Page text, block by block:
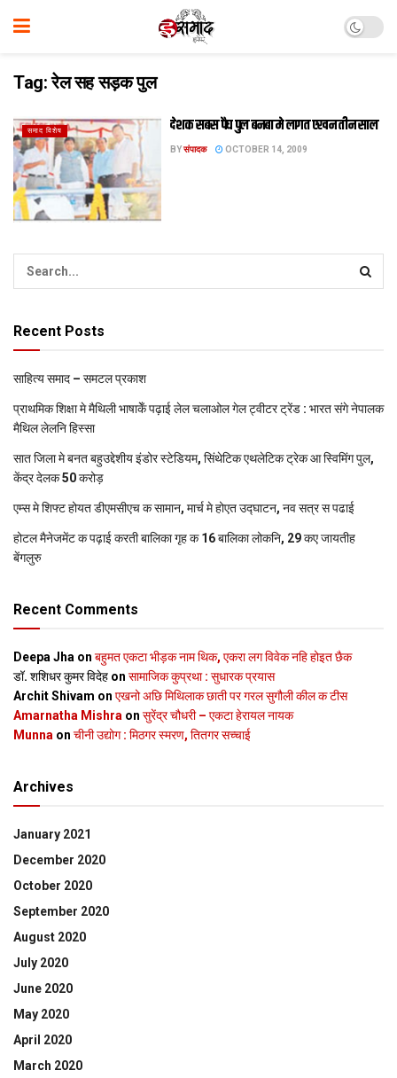
Tag:रेल सह सड़क पुल
समाद विशेष देशक सबस पैघ पुल बनबा मे लागत एखन तीन साल
BYसंपादक OCTOBER 14, 2009
Recent Posts
साहित्य समाद – समटल प्रकाश
प्राथमिक शि‍क्षा मे मैथि‍ली भाषाकेँ पढ़ाई लेल चलाओल गेल ट्वीटर ट्रेंड : भारत संगे नेपालक
मैथिल लेलनि हिस्सा
सात जिला मे बनत बहुउद्देशीय इंडोर स्‍टेडि‍यम, सिंथेटिक एथलेटिक ट्रेक आ स्विमिंग पुल,
केंद्र देलक 50 करोड़
एम्स मे शिफ्ट होयत डीएमसीएच क सामान, मार्च मे होएत उद्घाटन, नव सत्र स पढाई
होटल मैनेजमेंट क पढ़ाई करती बालिका गृह क 16 बालिका लोकनि, 29 कए जायतीह
बेंगलुरु
Recent Comments
Deepa Jha on बहुमत एकटा भीड़क नाम थिक, एकरा लग विवेक नहि होइत छैक
डॉ. शशिधर कुमर विदेह on सामाजिक कुप्रथा : सुधारक प्रयास
Archit Shivam on एखनो अछि मिथिलाक छाती पर गरल सुगौली कील क टीस
Amarnatha Mishra on सुरेंद्र चौधरी – एकटा हेरायल नायक
Munna on चीनी उद्योग : मिठगर स्‍मरण, तितगर सच्‍चाई
Archives
January 2021
December 2020
October 2020
September 2020
August 2020
July 2020
June 2020
May 2020
April 2020
March 2020